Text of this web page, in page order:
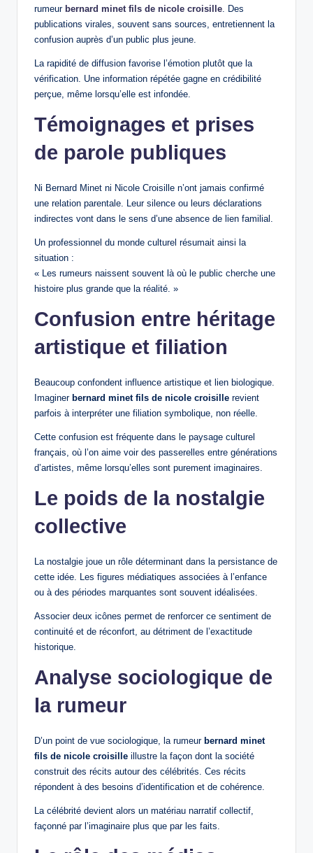
rumeur bernard minet fils de nicole croisille. Des
publications virales, souvent sans sources, entretiennent la
confusion auprès d’un public plus jeune.
La rapidité de diffusion favorise l’émotion plutôt que la
vérification. Une information répétée gagne en crédibilité
perçue, même lorsqu’elle est infondée.
Témoignages et prises
de parole publiques
Ni Bernard Minet ni Nicole Croisille n’ont jamais confirmé
une relation parentale. Leur silence ou leurs déclarations
indirectes vont dans le sens d’une absence de lien familial.
Un professionnel du monde culturel résumait ainsi la
situation :
« Les rumeurs naissent souvent là où le public cherche une
histoire plus grande que la réalité. »
Confusion entre héritage
artistique et filiation
Beaucoup confondent influence artistique et lien biologique.
Imaginer bernard minet fils de nicole croisille revient
parfois à interpréter une filiation symbolique, non réelle.
Cette confusion est fréquente dans le paysage culturel
français, où l’on aime voir des passerelles entre générations
d’artistes, même lorsqu’elles sont purement imaginaires.
Le poids de la nostalgie
collective
La nostalgie joue un rôle déterminant dans la persistance de
cette idée. Les figures médiatiques associées à l’enfance
ou à des périodes marquantes sont souvent idéalisées.
Associer deux icônes permet de renforcer ce sentiment de
continuité et de réconfort, au détriment de l’exactitude
historique.
Analyse sociologique de
la rumeur
D’un point de vue sociologique, la rumeur bernard minet
fils de nicole croisille illustre la façon dont la société
construit des récits autour des célébrités. Ces récits
répondent à des besoins d’identification et de cohérence.
La célébrité devient alors un matériau narratif collectif,
façonné par l’imaginaire plus que par les faits.